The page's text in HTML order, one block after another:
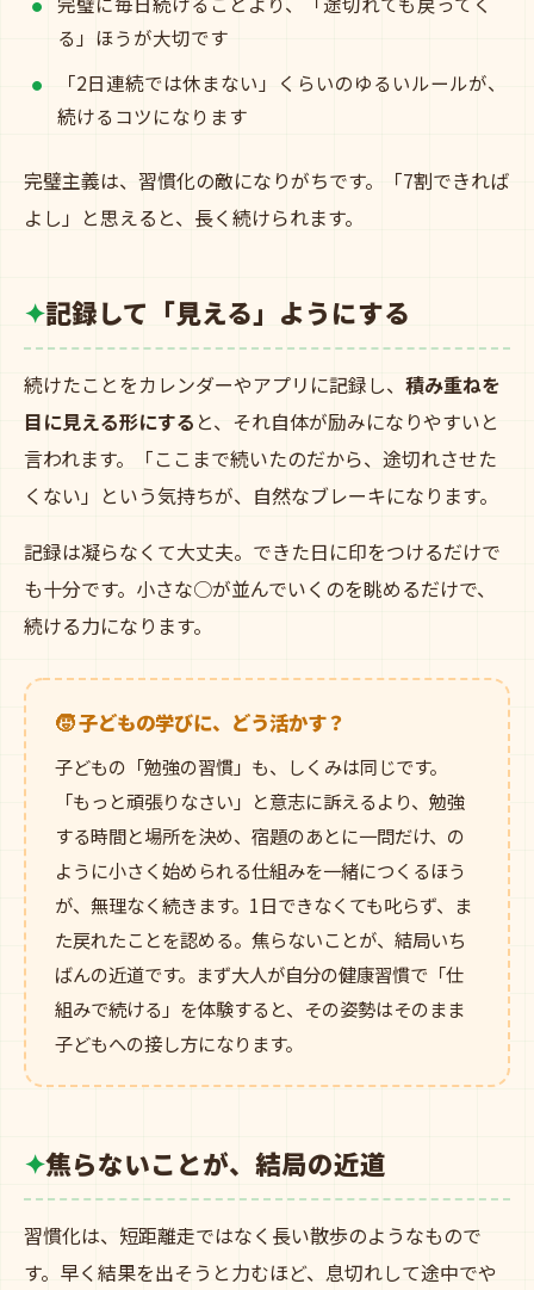
る」ほうが大切です
「2日連続では休まない」くらいのゆるいルールが、
続けるコツになります
完璧主義は、習慣化の敵になりがちです。「7割できれば
よし」と思えると、長く続けられます。
記録して「見える」ようにする
続けたことをカレンダーやアプリに記録し、 積み重ねを
目に見える形にする と、それ自体が励みになりやすいと
言われます。「ここまで続いたのだから、途切れさせた
くない」という気持ちが、自然なブレーキになります。
記録は凝らなくて大丈夫。できた日に印をつけるだけで
も十分です。小さな○が並んでいくのを眺めるだけで、
続ける力になります。
🧒 子どもの学びに、どう活かす？
子どもの「勉強の習慣」も、しくみは同じです。
「もっと頑張りなさい」と意志に訴えるより、勉強
する時間と場所を決め、宿題のあとに一問だけ、の
ように小さく始められる仕組みを一緒につくるほう
が、無理なく続きます。1日できなくても叱らず、ま
た戻れたことを認める。焦らないことが、結局いち
ばんの近道です。まず大人が自分の健康習慣で「仕
組みで続ける」を体験すると、その姿勢はそのまま
子どもへの接し方になります。
焦らないことが、結局の近道
習慣化は、短距離走ではなく長い散歩のようなもので
す。早く結果を出そうと力むほど、息切れして途中でや